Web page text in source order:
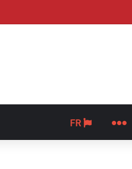
المزيد